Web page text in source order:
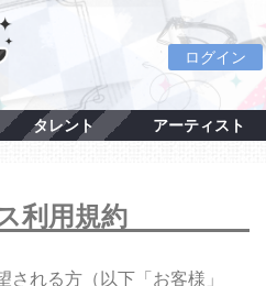
ログイン
タレント アーティスト
利用規約
れる方（以下「お客様」